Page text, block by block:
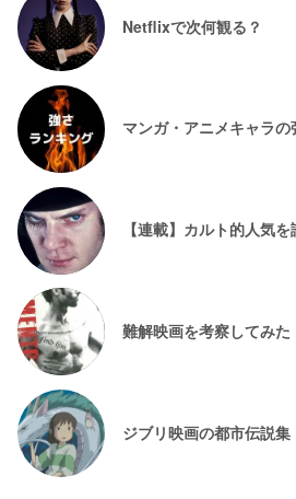
Netflixで次何観る？
マンガ・アニメキャラ
【連載】カルト的人気
難解映画を考察してみた
ジブリ映画の都市伝説集